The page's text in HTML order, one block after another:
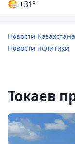
+31°
Новости
Новости политики
Токаев